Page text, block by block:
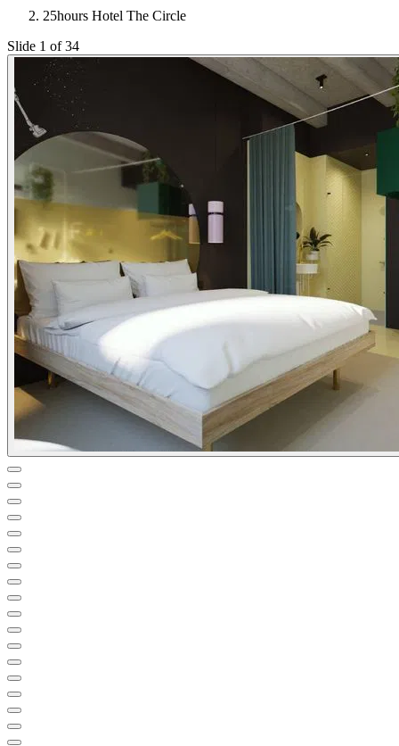
25hours Hotel The Circle
Slide 1 of 34